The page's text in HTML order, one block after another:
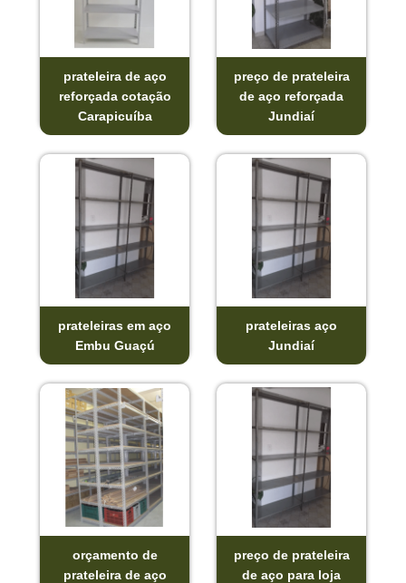
prateleira de aço
reforçada cotação
Carapicuíba
preço de prateleira
de aço reforçada
Jundiaí
prateleiras em aço
Embu Guaçú
prateleiras aço
Jundiaí
orçamento de
prateleira de aço
preço de prateleira
de aço para loja